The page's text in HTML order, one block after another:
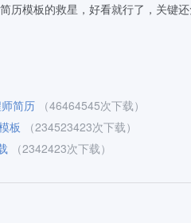
历模板的救星，好看就行了，关键
简历
（46464545次下载）
板
（234523423次下载）
（2342423次下载）